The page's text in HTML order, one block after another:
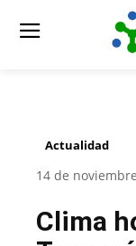
Actualidad
14 de
Clima